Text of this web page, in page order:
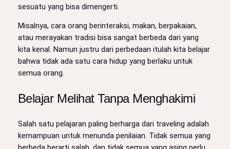
sesuatu yang bisa dimengerti.
Misalnya, cara orang berinteraksi, makan, berpakaian,
atau merayakan tradisi bisa sangat berbeda dari yang
kita kenal. Namun justru dari perbedaan itulah kita belajar
bahwa tidak ada satu cara hidup yang berlaku untuk
semua orang.
Belajar Melihat Tanpa Menghakimi
Salah satu pelajaran paling berharga dari traveling adalah
kemampuan untuk menunda penilaian. Tidak semua yang